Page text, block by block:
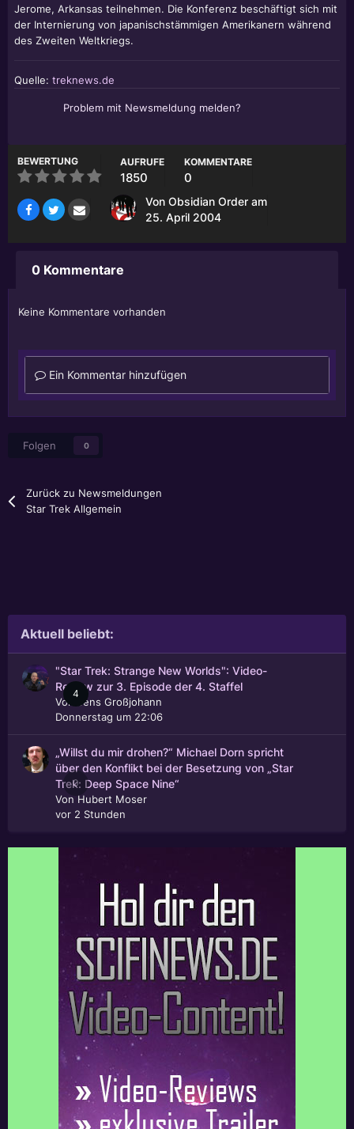
Jerome, Arkansas teilnehmen. Die Konferenz beschäftigt sich mit
der Internierung von japanischstämmigen Amerikanern während
des Zweiten Weltkriegs.
Quelle: treknews.de
Problem mit Newsmeldung melden?
BEWERTUNG AUFRUFE
1850
KOMMENTARE
0
Von Obsidian Order am
25. April 2004
0 Kommentare
Keine Kommentare vorhanden
Ein Kommentar hinzufügen
Folgen 0
Zurück zu Newsmeldungen
Star Trek Allgemein
Aktuell beliebt:
4
"Star Trek: Strange New Worlds": Video-
Review zur 3. Episode der 4. Staffel
Von
Jens Großjohann
Donnerstag um 22:06
0
„Willst du mir drohen?“ Michael Dorn spricht
über den Konflikt bei der Besetzung von „Star
Trek: Deep Space Nine“
Von Hubert Moser
vor 2 Stunden